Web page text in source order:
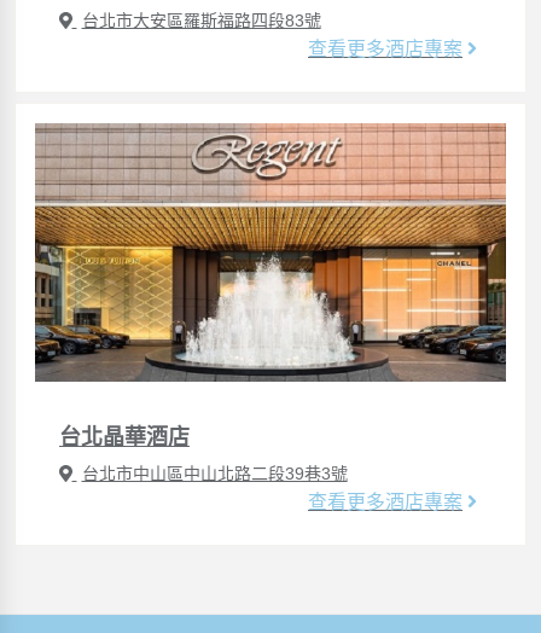
台北市大安區羅斯福路四段83號
查看更多酒店專案
台北晶華酒店
台北市中山區中山北路二段39巷3號
查看更多酒店專案